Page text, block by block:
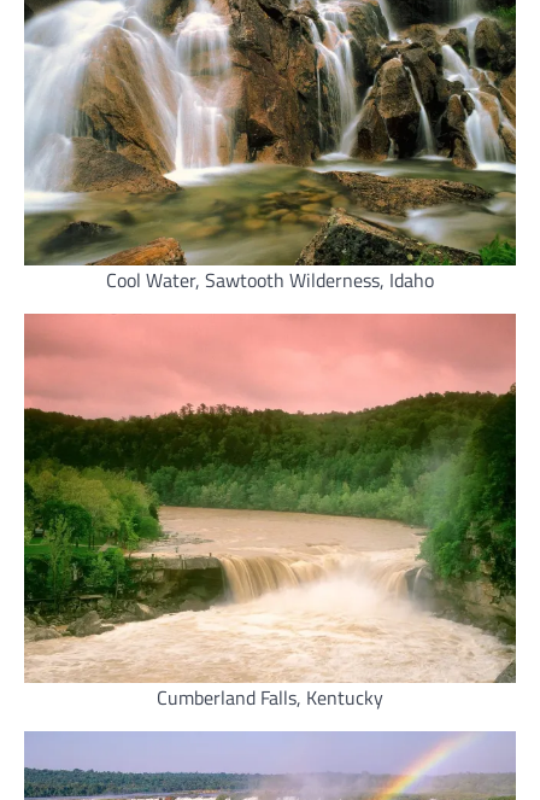
Cool Water, Sawtooth Wilderness, Idaho
Cumberland Falls, Kentucky